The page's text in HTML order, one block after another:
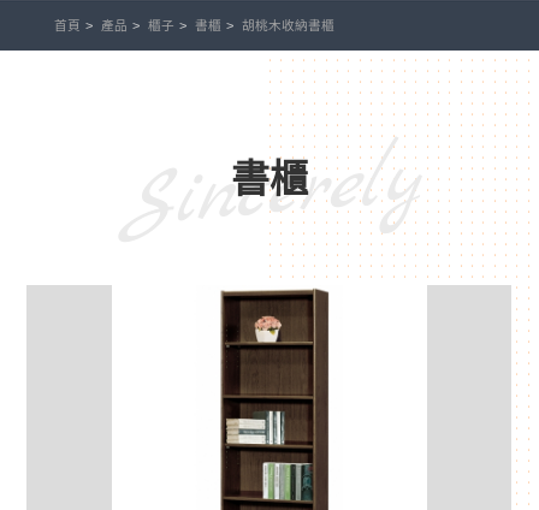
首頁 產品 櫃子 書櫃 胡桃木收納書櫃
書櫃
Sincerely